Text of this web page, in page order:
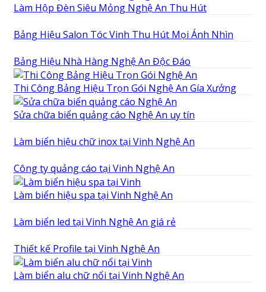
Làm Hộp Đèn Siêu Mỏng Nghệ An Thu Hút
Bảng Hiệu Salon Tóc Vinh Thu Hút Mọi Ánh Nhìn
Bảng Hiệu Nhà Hàng Nghệ An Độc Đáo
Thi Công Bảng Hiệu Trọn Gói Nghệ An Gía Xưởng
Sửa chữa biển quảng cáo Nghệ An uy tín
Làm biển hiệu chữ inox tại Vinh Nghệ An
Công ty quảng cáo tại Vinh Nghệ An
Làm biển hiệu spa tại Vinh Nghệ An
Làm biển led tại Vinh Nghệ An giá rẻ
Thiết kế Profile tại Vinh Nghệ An
Làm biển alu chữ nổi tại Vinh Nghệ An